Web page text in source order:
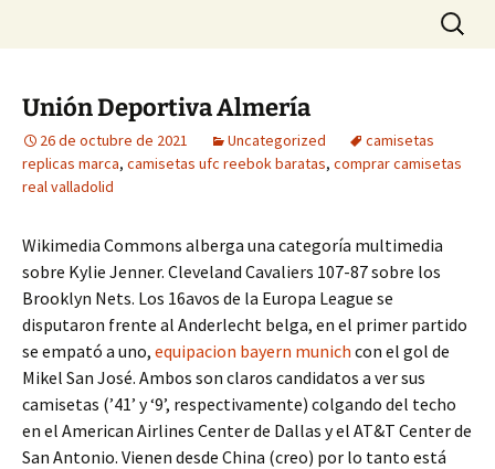
Buscar:
Unión Deportiva Almería
26 de octubre de 2021 Uncategorized
camisetas
replicas marca, camisetas ufc reebok baratas, comprar camisetas
real valladolid
Wikimedia Commons alberga una categoría multimedia
sobre Kylie Jenner. Cleveland Cavaliers 107-87 sobre los
Brooklyn Nets. Los 16avos de la Europa League se
disputaron frente al Anderlecht belga, en el primer partido
se empató a uno, equipacion bayern munich con el gol de
Mikel San José. Ambos son claros candidatos a ver sus
camisetas (’41’ y ‘9’, respectivamente) colgando del techo
en el American Airlines Center de Dallas y el AT&T Center de
San Antonio. Vienen desde China (creo) por lo tanto está